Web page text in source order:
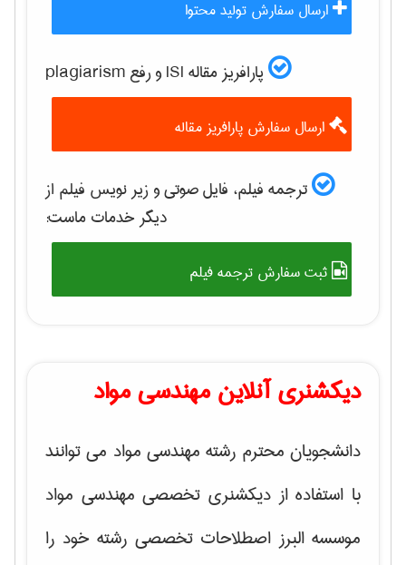
ارسال سفارش تولید محتوا
پارافریز مقاله ISI و رفع plagiarism
ارسال سفارش پارافریز مقاله
ترجمه فیلم، فایل صوتی و زیر نویس فیلم از
دیگر خدمات ماست:
ثبت سفارش ترجمه فیلم
دیکشنری آنلاین مهندسی مواد
دانشجویان محترم رشته مهندسی مواد می توانند
با استفاده از دیکشنری تخصصی مهندسی مواد
موسسه البرز اصطلاحات تخصصی رشته خود را